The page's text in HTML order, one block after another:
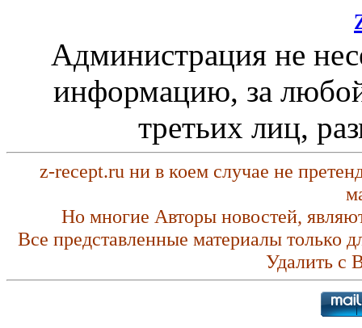
Администрация не
информацию, за любой
третьих лиц,
z-recept.ru ни в коем случае не
Но многие Авторы новостей,
Все представленные материалы только
Удалить с